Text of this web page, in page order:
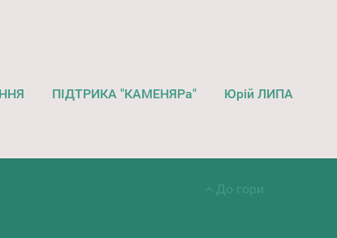
ПІДТРИКА "КАМЕНЯРа" Юрій ЛИПА
До гори